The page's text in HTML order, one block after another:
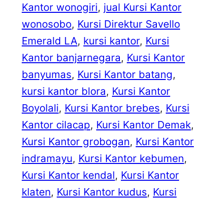
Kantor wonogiri, jual Kursi Kantor
wonosobo, Kursi Direktur Savello
Emerald LA, kursi kantor, Kursi
Kantor banjarnegara, Kursi Kantor
banyumas, Kursi Kantor batang
kursi kantor blora, Kursi Kantor
Boyolali, Kursi Kantor brebes, Kursi
Kantor cilacap, Kursi Kantor Demak
Kursi Kantor grobogan, Kursi Kantor
indramayu, Kursi Kantor kebumen
Kursi Kantor kendal, Kursi Kantor
klaten, Kursi Kantor kudus, Kursi